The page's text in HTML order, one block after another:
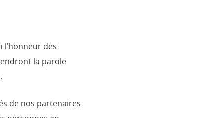
des
la parole
de nos partenaires